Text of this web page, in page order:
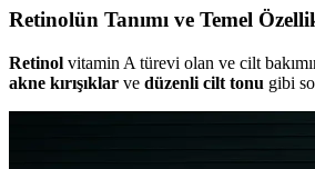
Retinolün Tanımı ve Temel
Retinol vitamin A türevi olan ve cilt
akne kırışıklar ve düzenli cilt tonu gibi